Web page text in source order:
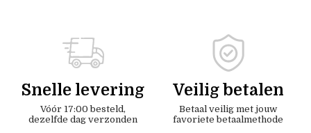
Snelle levering
Vóór 17:00 besteld,
dezelfde dag verzonden
Veilig betalen
Betaal veilig met jouw
favoriete betaalmethode